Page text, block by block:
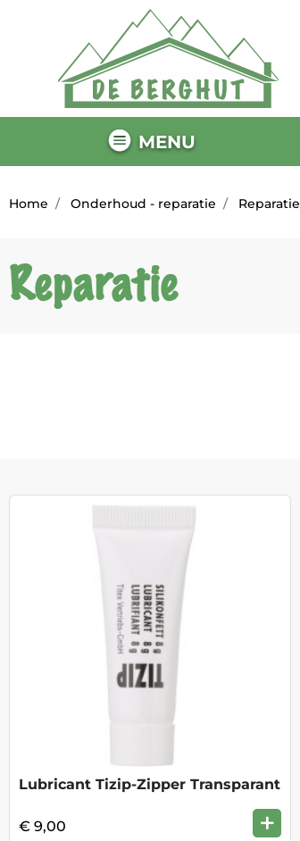
MENU
Home Onderhoud - reparatie Reparatie
Reparatie
Lubricant Tizip-Zipper Transparant
€ 9,00 +